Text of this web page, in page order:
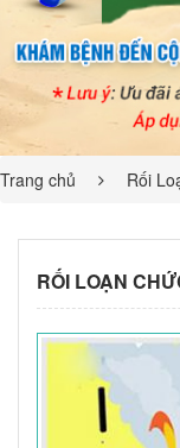
Trang chủ Rối
RỐI LOẠN